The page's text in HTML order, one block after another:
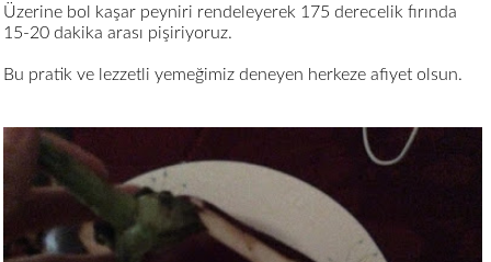
Üzerine bol kaşar peyniri rendeleyerek 175 derecelik fırında
15-20 dakika arası pişiriyoruz.
Bu pratik ve lezzetli yemeğimiz deneyen herkeze afiyet olsun.